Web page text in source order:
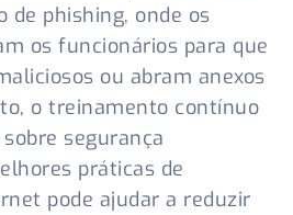
de phishing, onde os
os funcionários para que
ou abram anexos
o treinamento contínuo
segurança
práticas de
pode ajudar a reduzir